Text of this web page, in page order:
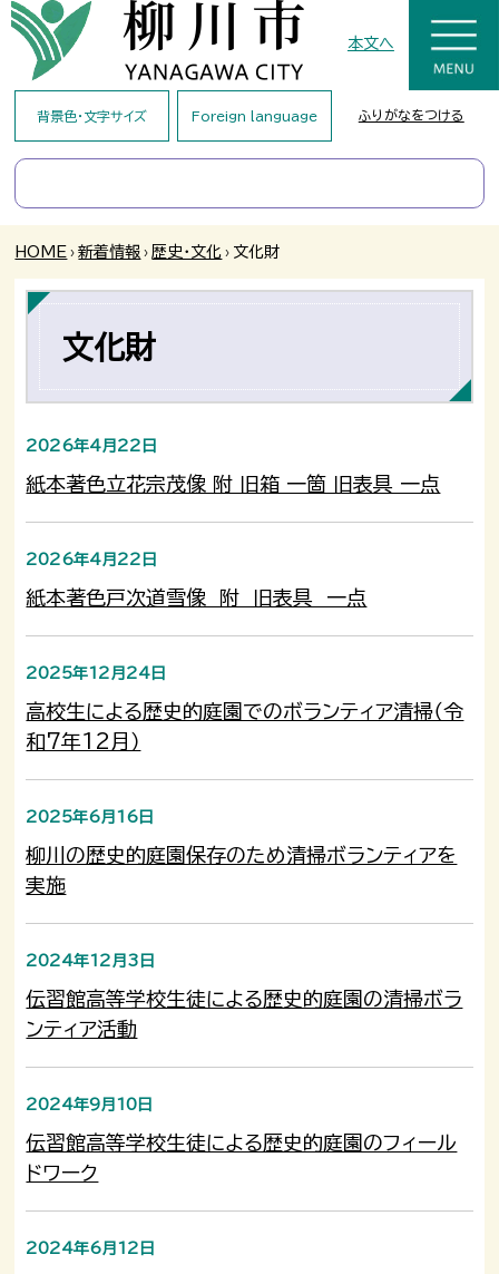
本文へ
背景色・文字サイズ Foreign language ふりがなをつける
HOME › 新着情報 › 歴史・文化 › 文化財
文化財
2026年4月22日
紙本著色立花宗茂像 附 旧箱 一箇 旧表具 一点
2026年4月22日
紙本著色戸次道雪像 附 旧表具 一点
2025年12月24日
高校生による歴史的庭園でのボランティア清掃（令
和7年12月）
2025年6月16日
柳川の歴史的庭園保存のため清掃ボランティアを
実施
2024年12月3日
伝習館高等学校生徒による歴史的庭園の清掃ボラ
ンティア活動
2024年9月10日
伝習館高等学校生徒による歴史的庭園のフィール
ドワーク
2024年6月12日